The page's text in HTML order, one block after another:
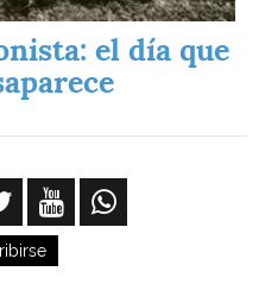
el día que